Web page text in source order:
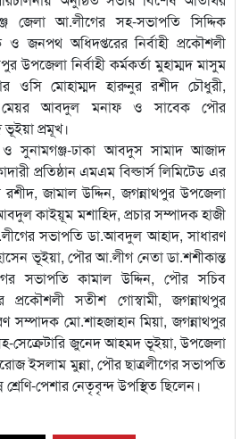
জেলা আ.লীগের সহ-সভাপতি সিদ্দিক
জনপথ অধিদপ্তরের নির্বাহী প্রকৌশলী
উপজেলা নির্বাহী কর্মকর্তা মুহাম্মদ মাসুম
ওসি মোহাম্মদ হারুনুর রশীদ চৌধুরী,
মেয়র আবদুল মনাফ ও সাবেক পৌর
ভূইয়া প্রমূখ।
সুনামগঞ্জ-ঢাকা আবদুস সামাদ আজাদ
প্রতিষ্ঠান এমএম বিল্ডার্স লিমিটেড এর
রশীদ, জামাল উদ্দিন, জগন্নাথপুর উপজেলা
কাইয়ূম মশাহিদ, প্রচার সম্পাদক হাজী
সভাপতি ডা.আবদুল আহাদ, সাধারণ
ভূইয়া, পৌর আ.লীগ নেতা ডা.শশীকান্ত
সভাপতি কামাল উদ্দিন, পৌর সচিব
সতীশ গোস্বামী, জগন্নাথপুর
সম্পাদক মো.শাহজাহান মিয়া, জগন্নাথপুর
সেক্রেটারি জুনেদ আহমদ ভূইয়া, উপজেলা
ইসলাম মুন্না, পৌর ছাত্রলীগের সভাপতি
পেশার নেতৃবৃন্দ উপস্থিত ছিলেন।